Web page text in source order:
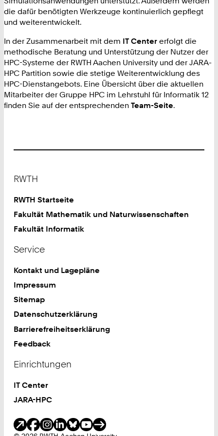
die dafür benötigten Werkzeuge kontinuierlich gepflegt
und weiterentwickelt.
In der Zusammenarbeit mit dem IT Center erfolgt die
methodische Beratung und Unterstützung der Nutzer der
HPC-Systeme der RWTH Aachen University und der JARA-
HPC Partition sowie die stetige Weiterentwicklung des
HPC-Dienstangebots. Eine Übersicht über die aktuellen
Mitarbeiter der Gruppe HPC im Lehrstuhl für Informatik 12
finden Sie auf der entsprechenden Team-Seite.
RWTH
RWTH Startseite
Fakultät Mathematik und Naturwissenschaften
Fakultät Informatik
Service
Kontakt und Lagepläne
Impressum
Sitemap
Datenschutzerklärung
Barrierefreiheitserklärung
Feedback
Einrichtungen
IT Center
JARA-HPC
Soziale Medien